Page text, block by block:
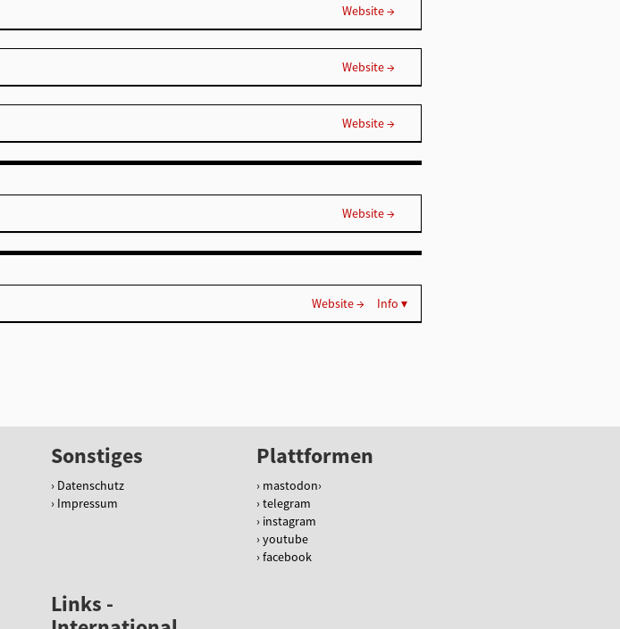
Website →
Website →
Website →
Website →
Info ▾
Website →
Sonstiges
Datenschutz
Impressum
Plattformen
mastodon
telegram
instagram
youtube
facebook
Links -